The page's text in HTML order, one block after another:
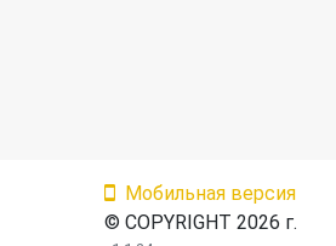
Мобильная версия
© COPYRIGHT 2026 г.